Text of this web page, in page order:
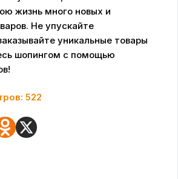
жизнь много новых и
Не упускайте
уникальные товары
шопингом с помощью
522